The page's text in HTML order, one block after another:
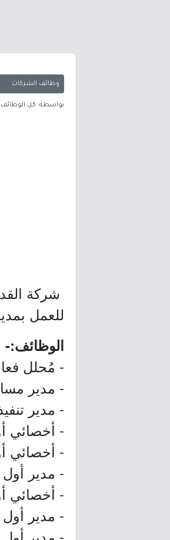
وظائف الشركات
بواسطة: كل الوظائف
للعمل
الوظائف:-
- مُحلل
- مدير
- مدير
- أخصائي
- أخصائي
- مدير أول
- أخصائي
- مدير أول